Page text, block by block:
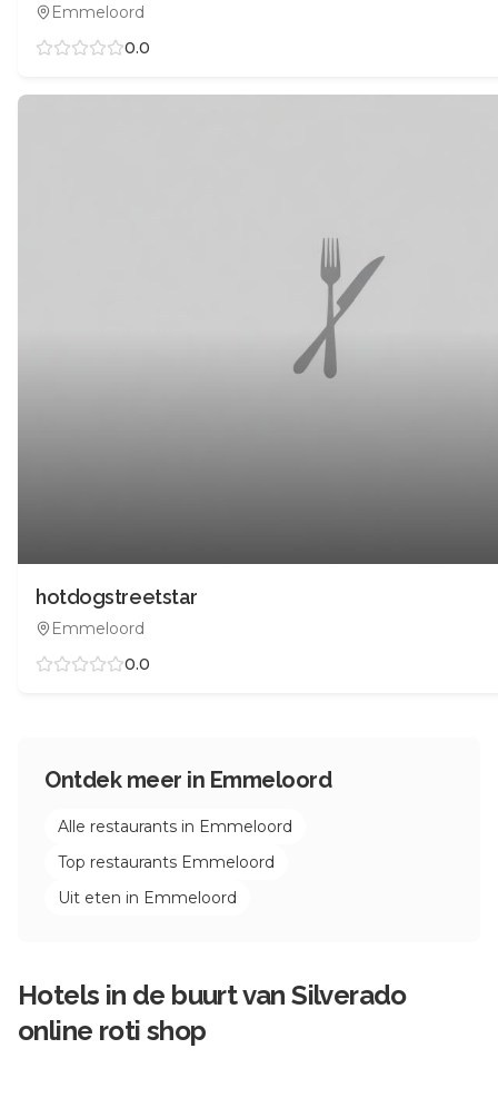
Emmeloord
0.0
hotdogstreetstar
Emmeloord
0.0
Ontdek meer in Emmeloord
Alle restaurants in Emmeloord
Top restaurants Emmeloord
Uit eten in Emmeloord
Hotels in de buurt vanSilverado
online roti shop